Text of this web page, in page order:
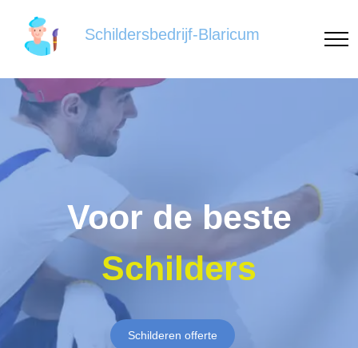
Schildersbedrijf-Blaricum
Voor de beste
Schilders
Schilderen offerte